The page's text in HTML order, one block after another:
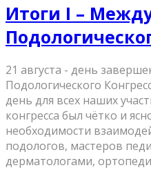
Итоги I –
21 августа - день
Подологического
день для всех наших
конгресса был чётко и
необходимости
подологов, мастеров
дерматологами,